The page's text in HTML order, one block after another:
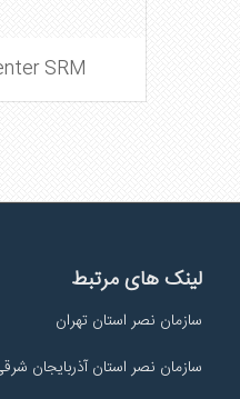
SRM
لینک های مرتبط
سازمان نصر استان تهران
سازمان نصر استان آذربایجان